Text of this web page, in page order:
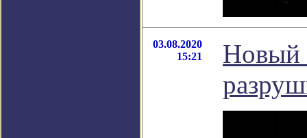
03.08.2020
15:21
Новый